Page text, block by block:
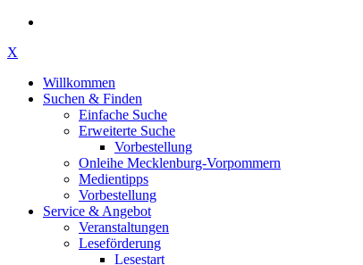
X
Willkommen
Suchen & Finden
Einfache Suche
Erweiterte Suche
Vorbestellung
Onleihe Mecklenburg-Vorpommern
Medientipps
Vorbestellung
Service & Angebot
Veranstaltungen
Leseförderung
Lesestart